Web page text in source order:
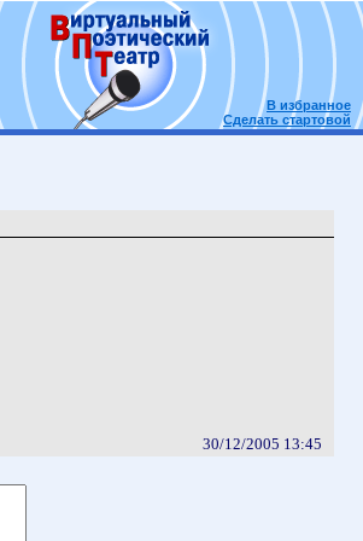
В избранное
Сделать стартовой
30/12/2005 13:45